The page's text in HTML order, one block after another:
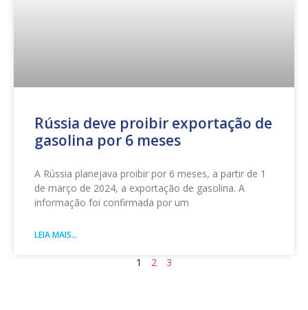
Rússia deve proibir exportação de
gasolina por 6 meses
A Rússia planejava proibir por 6 meses, a partir de 1
de março de 2024, a exportação de gasolina. A
informação foi confirmada por um
LEIA MAIS...
1 2 3